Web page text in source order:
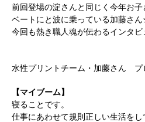
前回登場の淀さんと同じく今年お
ベートにと波に乗っている加藤さ
今回も熱き職人魂が伝わるインタビ
水性プリントチーム・加藤さん プ
【マイブーム】
寝ることです。
仕事にあわせて規則正しい生活を